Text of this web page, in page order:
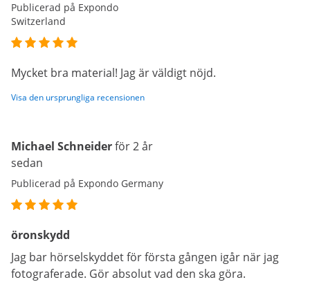
Publicerad på Expondo
Switzerland
Mycket bra material! Jag är väldigt nöjd.
Visa den ursprungliga recensionen
Michael Schneiderför 2 år
sedan
Publicerad på Expondo Germany
öronskydd
Jag bar hörselskyddet för första gången igår när jag
fotograferade. Gör absolut vad den ska göra.